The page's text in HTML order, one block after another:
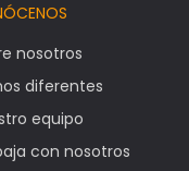
nosotros
diferentes
equipo
con nosotros